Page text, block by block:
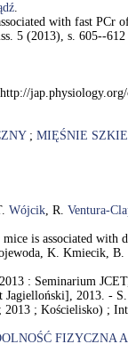
.
with fast
5 (2013), s. 605--612
; MIĘŚNIE
Wójcik, R. Ventura-
is associated
K. Kmiecik,
: Seminarium
Jagielloński], 2013. -
; Kościelisko) ;
FIZYCZNA